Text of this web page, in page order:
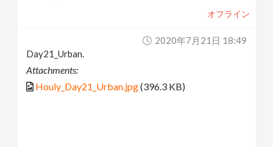
オフライン
2020年7月21日 18:49
Day21_Urban.
Attachments:
Houly_Day21_Urban.jpg(396.3 KB)